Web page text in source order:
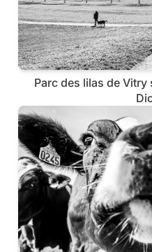
Parc des lilas de Vitry